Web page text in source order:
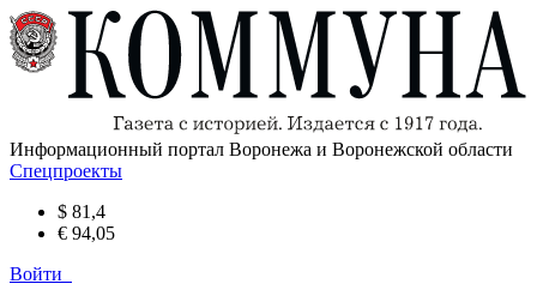
Информационный портал Воронежа и Воронежской области
Спецпроекты
$ 81,4
€ 94,05
Войти